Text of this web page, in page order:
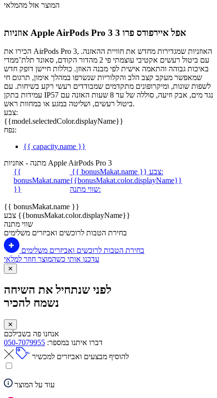
המוצר אזל מהמלאי
אוזניות Apple AirPods Pro 3 אפל איירפודס פרו 3
הכירו את AirPods Pro 3, האוזניות שמגדירות מחדש את חוויית ההאזנה.
עם ביטול רעשים אקטיבי עוצמתי פי 2 מהדור הקודם, סאונד תלת־ממדי
באיכות גבוהה והתאמה אישית לפי מבנה האוזן. כוללות חיישן דופק חדש
שמאפשר מעקב קצב הלב והקלוריות שנשרפו במהלך אימון, תרגום חי
לשפות שונות, ומיקרופונים מתקדמים שמבודדים רעשי רקע בשיחות. עם
עמידות בתקן IP57 נגד מים, אבק וזיעה, סוללה של עד 8 שעות האזנה עם
ביטול רעשים, ושליטה במגע או במחוות ראש.
צבע:
{{model.selectedColor.displayName}}
נפח:
{{ capacity.name }}
מתנה - אוזניות Apple AirPods Pro 3
{{
bonusMakat.name
}}
{{ bonusMakat.name }}
צבע:
{{bonusMakat.color.displayName}}
שווי מתנה:
{{ bonusMakat.name }}
צבע {{bonusMakat.color.displayName}}
שווי מתנה
בחירת הטבות לרוכשים ואביזרים משלימים
בחירת הטבות לרוכשים ואביזרים משלימים
עדכנו אותי כשהמוצר חוזר למלאי
✕
לפני שנתחיל את השיחה
נשמח להכיר
✕
אנחנו פה בשבילכם
דברו איתנו במספר: 050-7079955
להוסיף מבצעים ואביזרים למכשיר
עוד על המוצר